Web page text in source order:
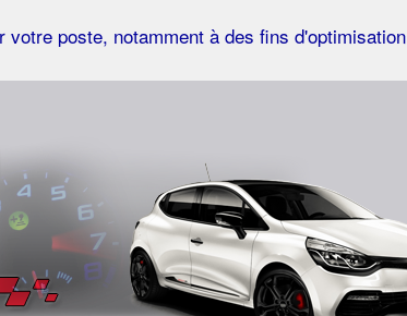
poste, notamment à des fins d'optimisation